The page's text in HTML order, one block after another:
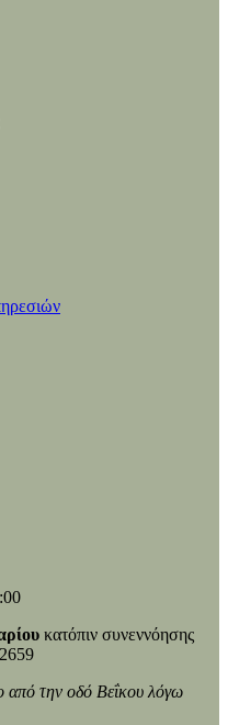
κατόπιν συνεννόησης
από την οδό Βεΐκου λόγω